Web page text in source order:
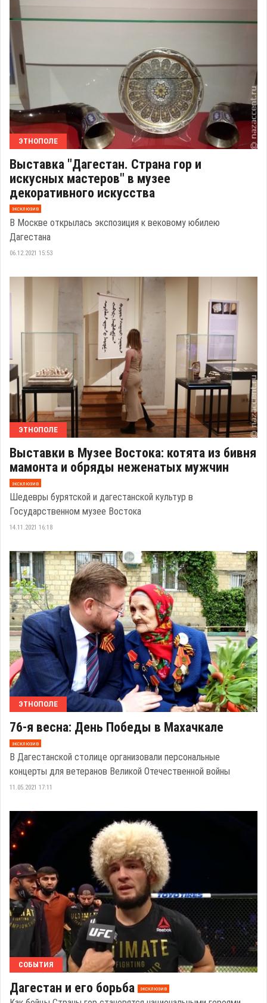
ЭТНОПОЛЕ
Выставка "Дагестан. Страна гор и
искусных мастеров" в музее
декоративного искусства
эксклюзив
В Москве открылась экспозиция к вековому юбилею
Дагестана
06.12.2021 15:53
ЭТНОПОЛЕ
Выставки в Музее Востока: котята из бивня
мамонта и обряды неженатых мужчин
эксклюзив
Шедевры бурятской и дагестанской культур в
Государственном музее Востока
14.11.2021 16:18
ЭТНОПОЛЕ
76-я весна: День Победы в Махачкале
эксклюзив
В Дагестанской столице организовали персональные
концерты для ветеранов Великой Отечественной войны
11.05.2021 17:11
СОБЫТИЯ
Дагестан и его борьба эксклюзив